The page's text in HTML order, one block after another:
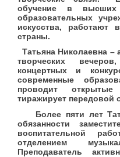
обучение в
образовательных
искусства, работают
страны.
Татьяна Николаевна –
творческих
концертных и
современные
проводит открытые
тиражирует передовой
Более пяти лет
обязанности
воспитательной
отделением
Преподаватель